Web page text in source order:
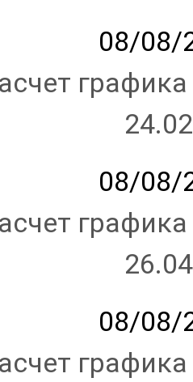
08/08/
08/08/
08/08/